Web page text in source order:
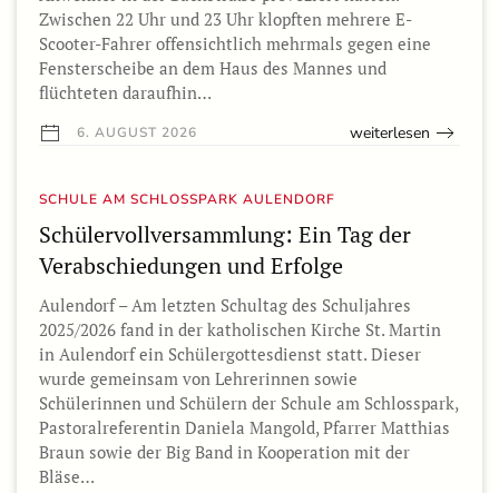
Zwischen 22 Uhr und 23 Uhr klopften mehrere E-
Scooter-Fahrer offensichtlich mehrmals gegen eine
Fensterscheibe an dem Haus des Mannes und
flüchteten daraufhin…
6. AUGUST 2026 weiterlesen
SCHULE AM SCHLOSSPARK AULENDORF
Schülervollversammlung: Ein Tag der
Verabschiedungen und Erfolge
Aulendorf – Am letzten Schultag des Schuljahres
2025/2026 fand in der katholischen Kirche St. Martin
in Aulendorf ein Schülergottesdienst statt. Dieser
wurde gemeinsam von Lehrerinnen sowie
Schülerinnen und Schülern der Schule am Schlosspark,
Pastoralreferentin Daniela Mangold, Pfarrer Matthias
Braun sowie der Big Band in Kooperation mit der
Bläse…